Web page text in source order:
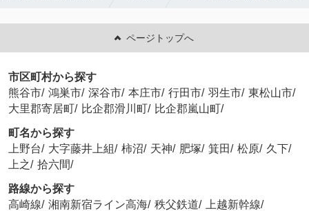
ページトップへ
市区町村から探す
熊谷市/ 鴻巣市/ 深谷市/ 本庄市/ 行田市/ 羽生市/ 東松山市/
大里郡寄居町/ 比企郡滑川町/ 比企郡嵐山町/
町名から探す
上野台/ 大字藤井上組/ 柿沼/ 天神/ 肥塚/ 箕田/ 松原/ 久下/
上之/ 拾六間/
路線から探す
高崎線/ 湘南新宿ライン高海/ 秩父鉄道/ 上越新幹線/